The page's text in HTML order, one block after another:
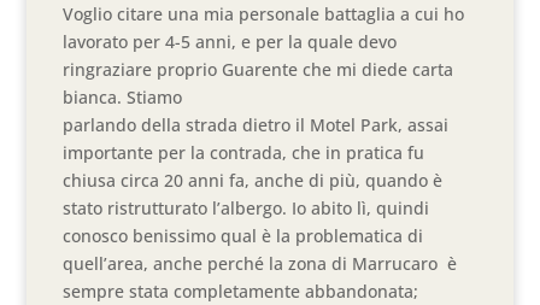
Voglio citare una mia personale battaglia a cui ho
lavorato per 4-5 anni, e per la quale devo
ringraziare proprio Guarente che mi diede carta
bianca. Stiamo
parlando della strada dietro il Motel Park, assai
importante per la contrada, che in pratica fu
chiusa circa 20 anni fa, anche di più, quando è
stato ristrutturato l’albergo. Io abito lì, quindi
conosco benissimo qual è la problematica di
quell’area, anche perché la zona di Marrucaro è
sempre stata completamente abbandonata;